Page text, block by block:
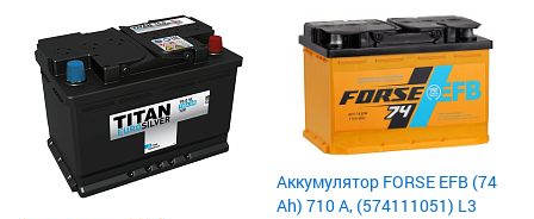
Аккумулятор FORSE EFB (74
Ah) 710 А, (574111051) L3